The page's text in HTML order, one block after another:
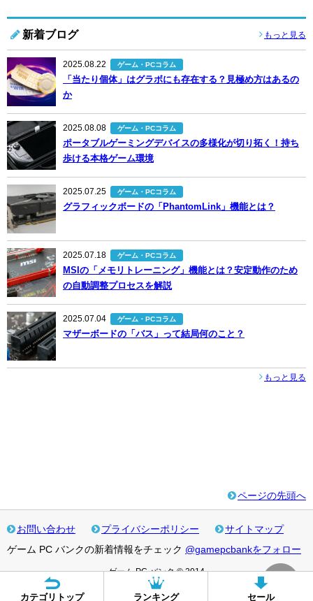
新着ブログ もっと見る
2025.08.22 ゲーム・PCコラム
「当たり個体」はグラボにも存在する？見極め方はあるの
か
2025.08.08 ゲーム・PCコラム
ポータブルゲーミングデバイスの多様化が切り拓く！持ち
歩ける本格ゲーム環境
2025.07.25 ゲーム・PCコラム
グラフィックボードの「PhantomLink」機能とは？
2025.07.18 ゲーム・PCコラム
MSIの「メモリトレーニング」機能とは？安定動作のため
の自動調整プロセスを解説
2025.07.04 ゲーム・PCコラム
マザーボードの「バス」って結局何のこと？
もっと見る
ページの先頭へ
お問い合わせ プライバシーポリシー
サイトマップ
ゲーム PC バンクの新着情報をチェック @gamepcbankをフォロー
ゲーム PC バンク © 2014
カテゴリトップ ランキング セール